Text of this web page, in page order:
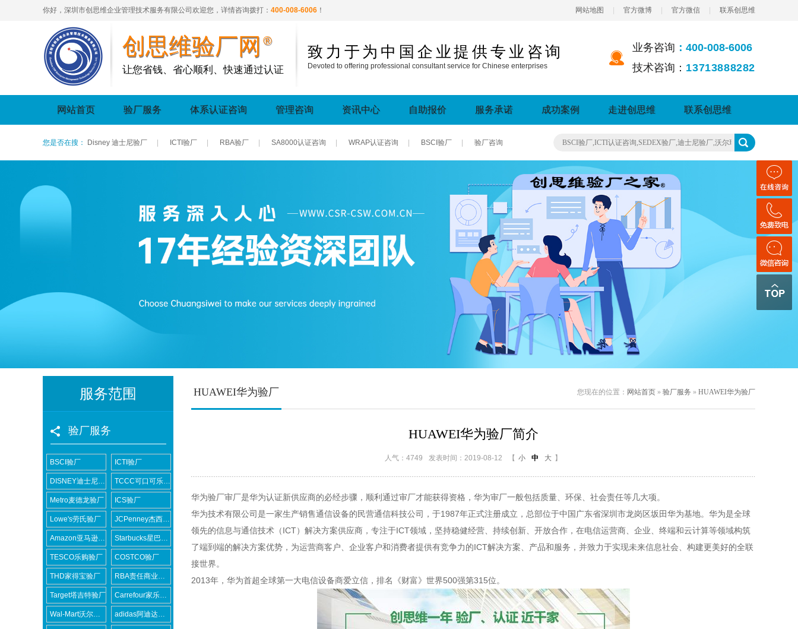
你好，深圳市创思维企业管理技术服务有限公司欢迎您，详情咨询拨打： 400-008-6006 ！ 网站地图 官方微博 官方微信 联系创思维
创思维验厂网 ®
让您省钱、省心顺利、快速通过认证
致力于为中国企业提供专业咨询
Devoted to offering professional consultant service for Chinese enterprises
业务咨询 ：400-008-6006
技术咨询： 13713888282
网站首页 验厂服务 体系认证咨询 管理咨询 资讯中心 自助报价 服务承诺 成功案例 走进创思维 联系创思维
您是否在搜： Disney 迪士尼验厂 ICTI验厂 RBA验厂 SA8000认证咨询 WRAP认证咨询 BSCI验厂 验厂咨询
服务范围
验厂服务
BSCI验厂 ICTI验厂
DISNEY迪士尼验厂 TCCC可口可乐验厂
Metro麦德龙验厂 ICS验厂
Lowe's劳氏验厂 JCPenney杰西潘尼验厂
Amazon亚马逊验厂 Starbucks星巴克验厂
TESCO乐购验厂 COSTCO验厂
THD家得宝验厂 RBA责任商业联盟认证咨询
Target塔吉特验厂 Carrefour家乐福验厂
Wal-Mart沃尔玛验厂 adidas阿迪达斯验厂
HUAWEI华为验厂 您现在的位置： 网站首页 » 验厂服务 » HUAWEI华为验厂
HUAWEI华为验厂简介
人气：4749 发表时间：2019-08-12 【 小 中 大 】
华为验厂审厂是华为认证新供应商的必经步骤，顺利通过审厂才能获得资格，华为审厂一般包括质量、环保、社会责任等几大项。
华为技术有限公司是一家生产销售通信设备的民营通信科技公司，于1987年正式注册成立，总部位于中国广东省深圳市龙岗区坂田华为基地。 华为是全球
领先的信息与通信技术（ICT）解决方案供应商，专注于ICT领域，坚持稳健经营、持续创新、开放合作，在电信运营商、企业、终端和云计算等领域构筑
了端到端的解决方案优势，为运营商客户、企业客户和消费者提供有竞争力的ICT解决方案、产品和服务，并致力于实现未来信息社会、构建更美好的全联
接世界。
2013年，华为首超全球第一大电信设备商爱立信，排名《财富》世界500强第315位。